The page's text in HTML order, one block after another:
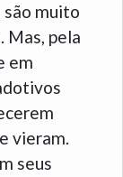
são muito
Mas, pela
em
vieram.
seus